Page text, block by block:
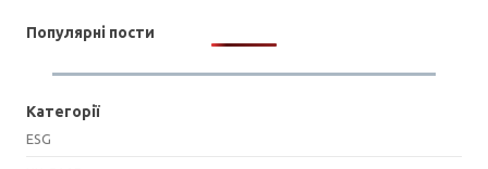
Популярні пости
Категорії
ESG